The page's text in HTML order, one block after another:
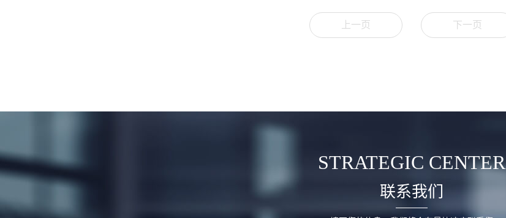
上一页 下一页
STRATEGIC CENTER
联系我们